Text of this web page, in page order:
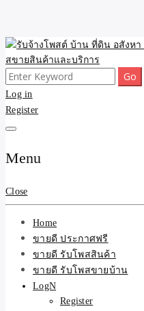
Skip
to
content
รับจ้างโพส
อสังหา
ขายดี ขายฟ
สินค้าและบริ
ขายดี โพสประกาศขายสินค้าฟรี
ของ รับรองผล ดีที่สุดถูกที่สุด ติดห
Search
for:
Log in
Register
Menu
Close
Home
ขายดี ประกาศฟรี
ขายดี รับโพสสินค้า
ขายดี รับโพสขายบ้าน
LogN
Register